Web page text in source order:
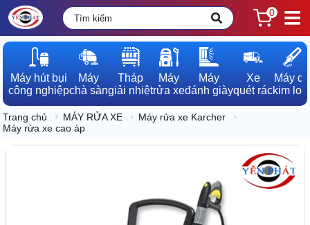
0
Máy hút bụi
công nghiệp
Máy
chà sàn
Tháp
giải nhiệt
Máy
rửa xe
Máy
đánh giày
Xe
quét rác
Máy dò
kim loại
Trang chủ MÁY RỬA XE
Máy rửa xe Karcher
Máy rửa xe cao áp